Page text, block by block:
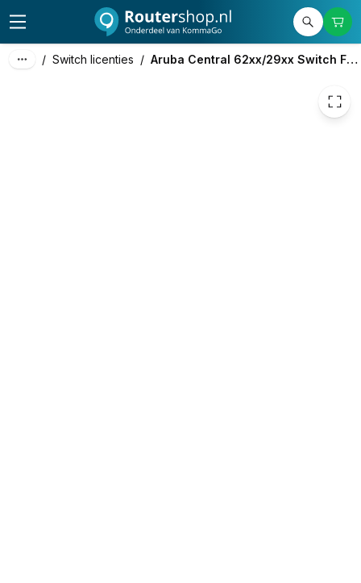
/ Switch licenties / Aruba Central 62xx/29xx Switch Foundation
683,77 excl. btw
incl. btw